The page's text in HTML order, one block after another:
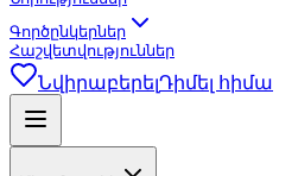
Գործընկերներ
Հաշվետվություններ
ՆվիրաբերելԴիմել հիմա